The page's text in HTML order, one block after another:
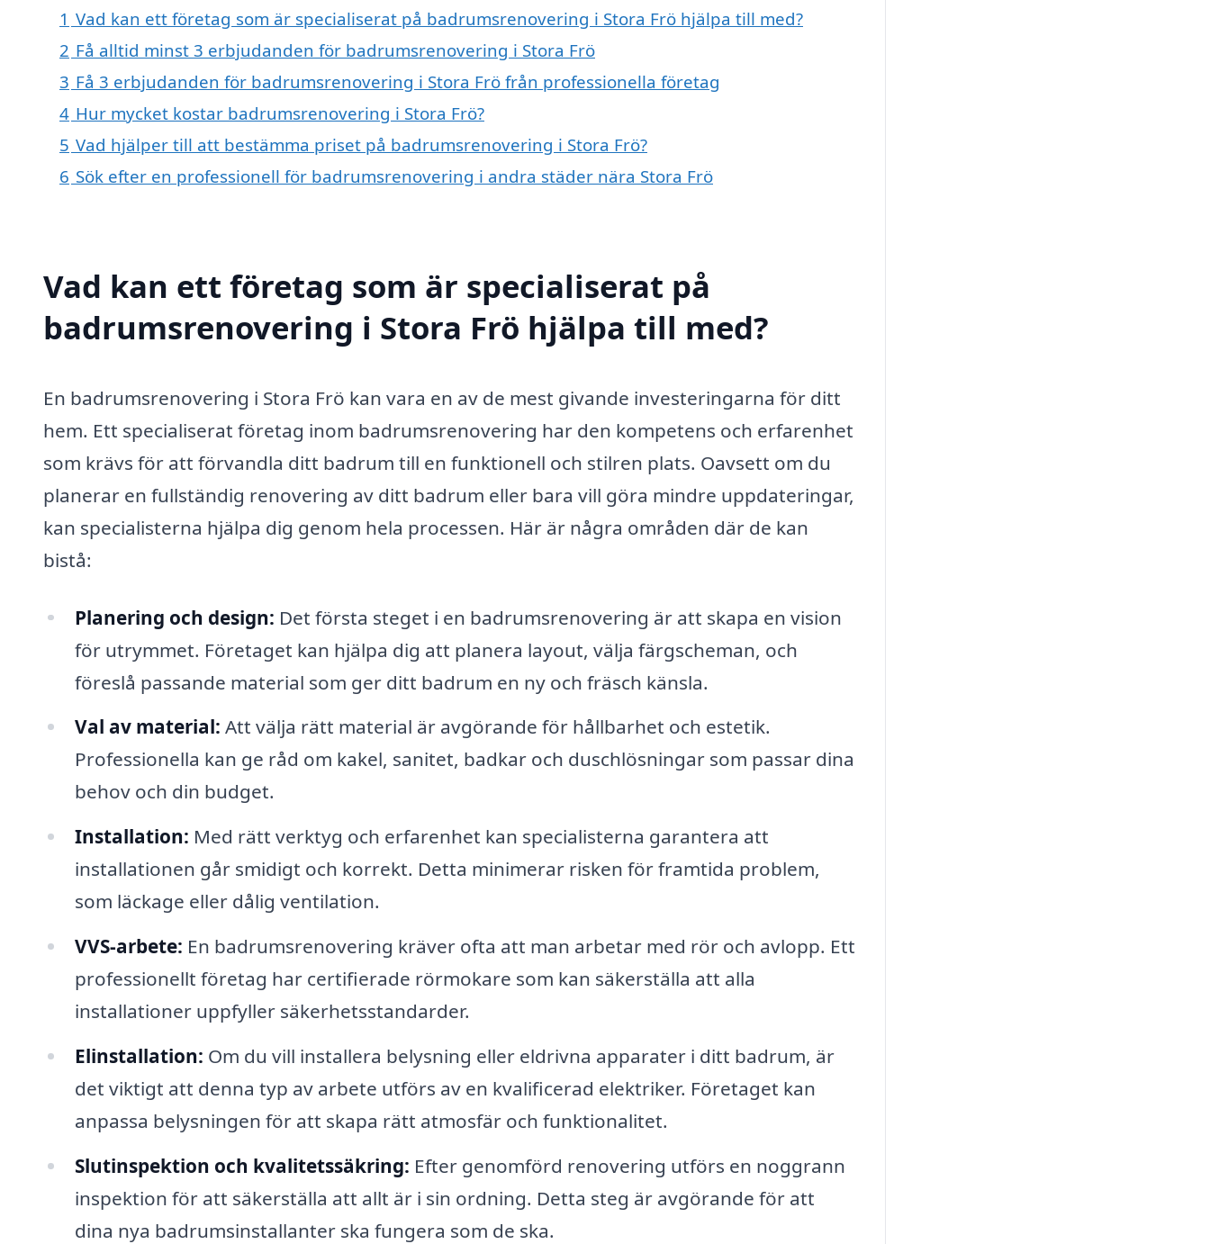
1 Vad kan ett företag som är specialiserat på badrumsrenovering i Stora Frö hjälpa till med?
2 Få alltid minst 3 erbjudanden för badrumsrenovering i Stora Frö
3 Få 3 erbjudanden för badrumsrenovering i Stora Frö från professionella företag
4 Hur mycket kostar badrumsrenovering i Stora Frö?
5 Vad hjälper till att bestämma priset på badrumsrenovering i Stora Frö?
6 Sök efter en professionell för badrumsrenovering i andra städer nära Stora Frö
Vad kan ett företag som är specialiserat på
badrumsrenovering i Stora Frö hjälpa till med?
En badrumsrenovering i Stora Frö kan vara en av de mest givande investeringarna för ditt
hem. Ett specialiserat företag inom badrumsrenovering har den kompetens och erfarenhet
som krävs för att förvandla ditt badrum till en funktionell och stilren plats. Oavsett om du
planerar en fullständig renovering av ditt badrum eller bara vill göra mindre uppdateringar,
kan specialisterna hjälpa dig genom hela processen. Här är några områden där de kan
bistå:
Planering och design: Det första steget i en badrumsrenovering är att skapa en vision
för utrymmet. Företaget kan hjälpa dig att planera layout, välja färgscheman, och
föreslå passande material som ger ditt badrum en ny och fräsch känsla.
Val av material: Att välja rätt material är avgörande för hållbarhet och estetik.
Professionella kan ge råd om kakel, sanitet, badkar och duschlösningar som passar dina
behov och din budget.
Installation: Med rätt verktyg och erfarenhet kan specialisterna garantera att
installationen går smidigt och korrekt. Detta minimerar risken för framtida problem,
som läckage eller dålig ventilation.
VVS-arbete: En badrumsrenovering kräver ofta att man arbetar med rör och avlopp. Ett
professionellt företag har certifierade rörmokare som kan säkerställa att alla
installationer uppfyller säkerhetsstandarder.
Elinstallation: Om du vill installera belysning eller eldrivna apparater i ditt badrum, är
det viktigt att denna typ av arbete utförs av en kvalificerad elektriker. Företaget kan
anpassa belysningen för att skapa rätt atmosfär och funktionalitet.
Slutinspektion och kvalitetssäkring: Efter genomförd renovering utförs en noggrann
inspektion för att säkerställa att allt är i sin ordning. Detta steg är avgörande för att
dina nya badrumsinstallanter ska fungera som de ska.